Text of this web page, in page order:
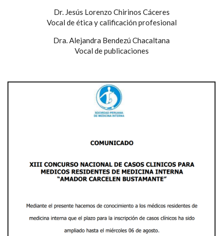
Dr. Jesús Lorenzo Chirinos Cáceres
Vocal de ética y calificación profesional
Dra. Alejandra Bendezú Chacaltana
Vocal de publicaciones